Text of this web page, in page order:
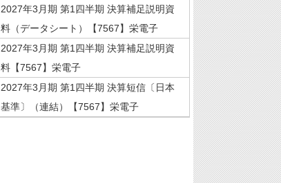
2027年3月期 第1四半期 決算補足説明資
料（データシート）【7567】栄電子
2027年3月期 第1四半期 決算補足説明資
料【7567】栄電子
2027年3月期 第1四半期 決算短信〔日本
基準〕（連結）【7567】栄電子